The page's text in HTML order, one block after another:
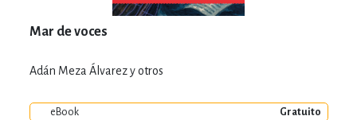
Mar de voces
Adán Meza Álvarez y otros
eBook Gratuito